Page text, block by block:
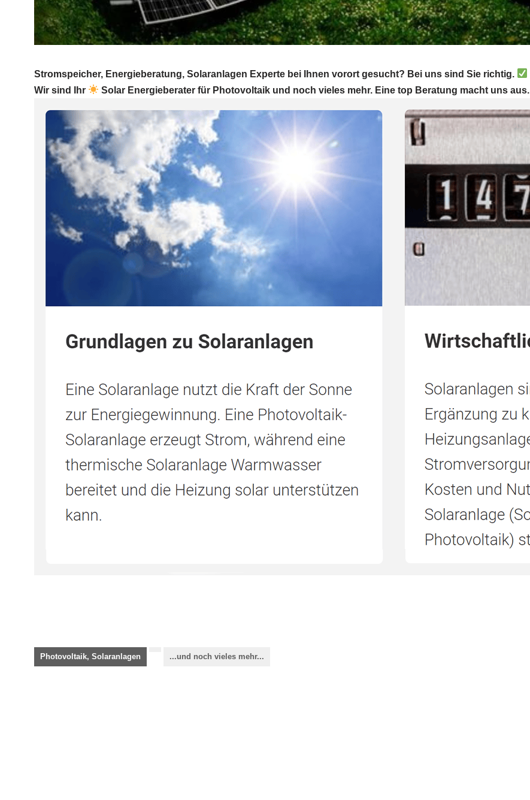
Stromspeicher, Energieberatung, Solaranlagen Experte bei Ihnen vorort gesucht? Bei uns sind Sie richtig.
Wir sind Ihr
Solar Energieberater für Photovoltaik und noch vieles mehr. Eine top Beratung macht uns aus.
Photovoltaik, Solaranlagen ...und noch vieles mehr...